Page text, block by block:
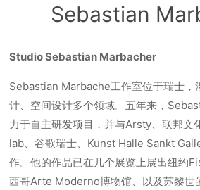
Sebastian
Studio Sebastian Marbacher
Sebastian Marbache工作室位于瑞士，
计、空间设计多个领域。五年来，
力于自主研发项目，并与Arsty、联邦文
lab、谷歌瑞士、Kunst Halle Sankt
作。他的作品已在几个展览上展出纽约
西哥Arte Moderno博物馆、以及苏黎